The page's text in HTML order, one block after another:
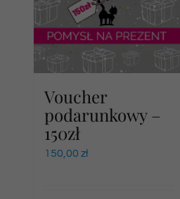
Voucher
podarunkowy –
150zł
150,00 zł